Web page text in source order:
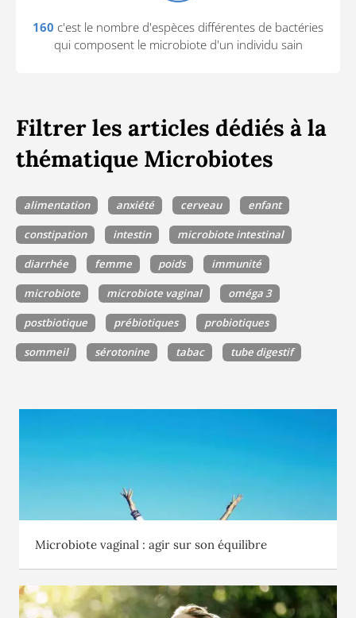
160 c'est le nombre d'espèces différentes de bactéries
qui composent le microbiote d'un individu sain
Filtrer les articles dédiés à la
thématique Microbiotes
alimentation anxiété cerveau enfant
constipation intestin microbiote intestinal
diarrhée femme poids immunité
microbiote microbiote vaginal oméga 3
postbiotique prébiotiques probiotiques
sommeil sérotonine tabac tube digestif
Microbiote vaginal : agir sur son équilibre